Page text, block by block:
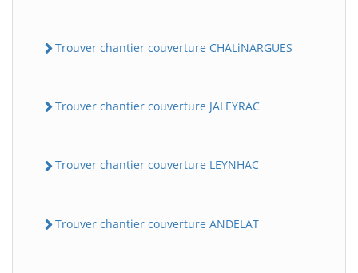
Trouver chantier couverture CHALiNARGUES
Trouver chantier couverture JALEYRAC
Trouver chantier couverture LEYNHAC
Trouver chantier couverture ANDELAT